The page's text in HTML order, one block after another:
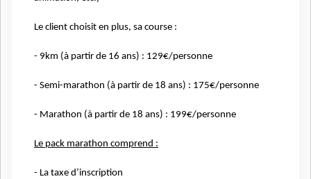
Le client choisit en plus, sa course :
- 9km (à partir de 16 ans) : 129€/personne
- Semi-marathon (à partir de 18 ans) : 175€/personne
- Marathon (à partir de 18 ans) : 199€/personne
Le pack marathon comprend :
- La taxe d’inscription